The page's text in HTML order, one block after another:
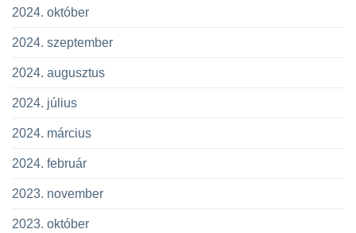
2024. október
2024. szeptember
2024. augusztus
2024. július
2024. március
2024. február
2023. november
2023. október